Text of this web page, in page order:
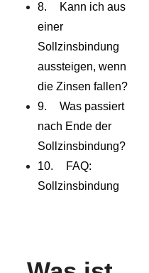
Kann ich aus
einer
Sollzinsbindung
aussteigen, wenn
die Zinsen fallen?
Was passiert
nach Ende der
Sollzinsbindung?
FAQ:
Sollzinsbindung